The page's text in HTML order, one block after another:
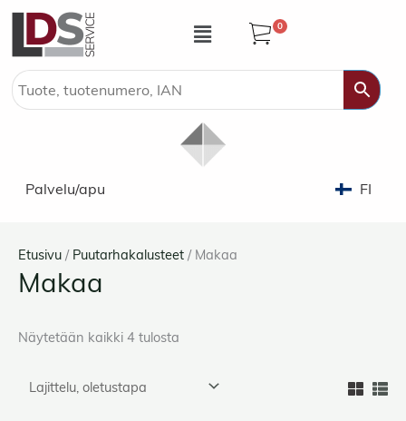
Siirry
sisältöön
Valikko 0
Palvelu/apu FI
Etusivu / Puutarhakalusteet / Makaa
Makaa
Näytetään kaikki 4 tulosta